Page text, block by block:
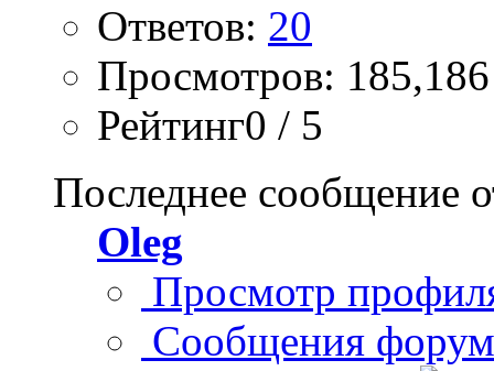
Ответов: 20
Просмотров: 185,186
Рейтинг0 / 5
Последнее сообщение
Oleg
Просмотр
Сообщения